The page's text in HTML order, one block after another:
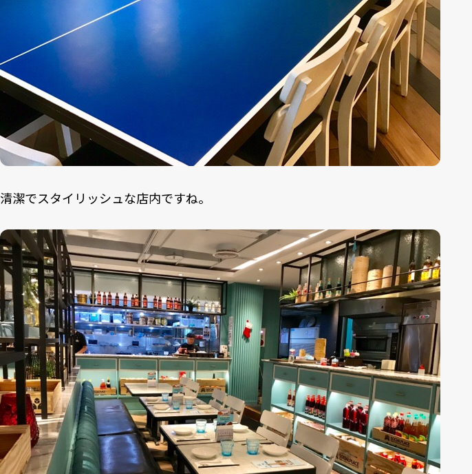
清潔でスタイリッシュな店内ですね。